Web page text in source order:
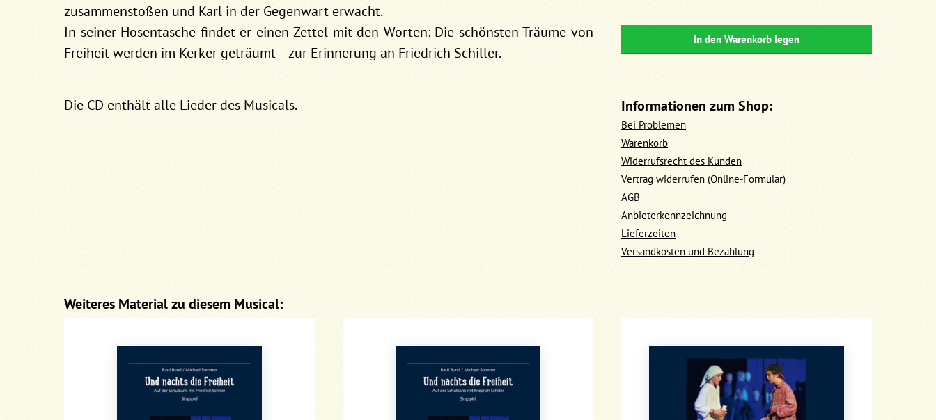
zusammenstoßen und Karl in der Gegenwart erwacht.
In seiner Hosentasche findet er einen Zettel mit den Worten: Die schönsten Träume von
Freiheit werden im Kerker geträumt – zur Erinnerung an Friedrich Schiller.
Die CD enthält alle Lieder des Musicals.
In den Warenkorb legen
Informationen zum Shop:
Bei Problemen
Warenkorb
Widerrufsrecht des Kunden
Vertrag widerrufen (Online-Formular)
AGB
Anbieterkennzeichnung
Lieferzeiten
Versandkosten und Bezahlung
Weiteres Material zu diesem Musical: